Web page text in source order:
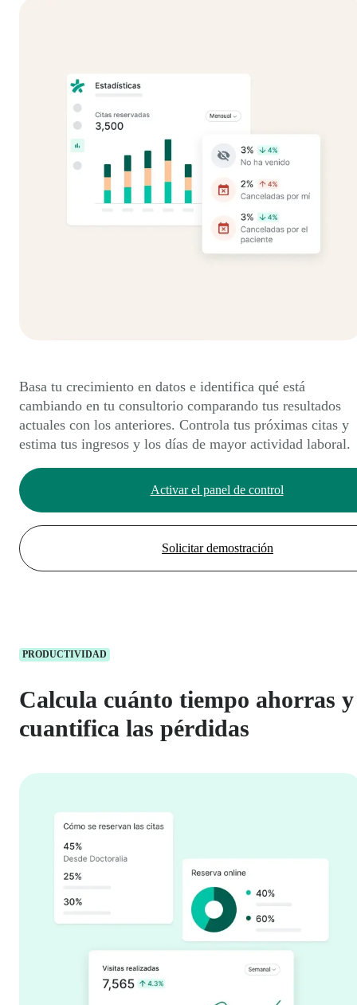
Basa tu crecimiento en datos e identifica qué está
cambiando en tu consultorio comparando tus resultados
actuales con los anteriores. Controla tus próximas citas y
estima tus ingresos y los días de mayor actividad laboral.
Activar el panel de control
Solicitar demostración
PRODUCTIVIDAD
Calcula cuánto tiempo ahorras y
cuantifica las pérdidas